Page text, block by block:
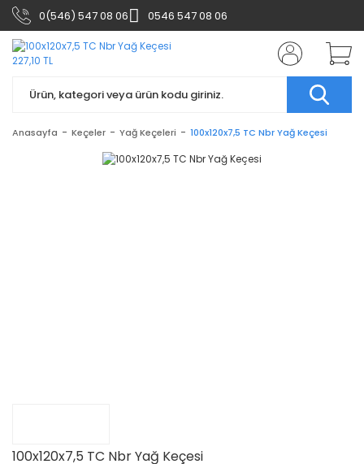
0(546) 547 08 06 0546 547 08 06
Anasayfa Keçeler Yağ Keçeleri 100x120x7,5 TC Nbr Yağ Keçesi
100x120x7,5 TC Nbr Yağ Keçesi